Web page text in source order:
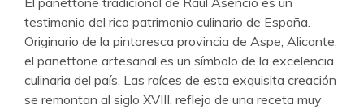
testimonio del rico patrimonio culinario de España.
Originario de la pintoresca provincia de Aspe, Alicante,
el panettone artesanal es un símbolo de la excelencia
culinaria del país. Las raíces de esta exquisita creación
se remontan al siglo XVIII, reflejo de una receta muy